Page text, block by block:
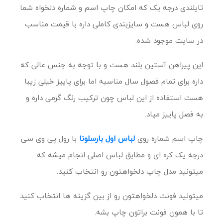
تایلندی درجه یک که امکان چاپ اسم و شماره دلخواه شما
روی لباس هست و سایزبندی کاملی داره با قیمت مناسب
در سایت موجود شده.
این پیراهن آستین بلند هست و با توجه به جنس عالی که
داره برای تمام فصول سال مناسبه اما برای پاییز خیلی زیبا
هست استفاده از این لباس چون ترکیب رنگ گرمی داره و
به فصل پاییز میاد.
چاپ اسم شماره رویلباس اول بارسلونا با رول پی وی سی
درجه یک کره ای و مطابق لباس اصلی انجام میشه که
میتونید مدل چاپ دلخواهتون رو انتخاب کنید.
میتونید فونت دلخواهتون رو از بین گزینه ها انتخاب کنید
تا با همون فونت براتون چاپ بشه.